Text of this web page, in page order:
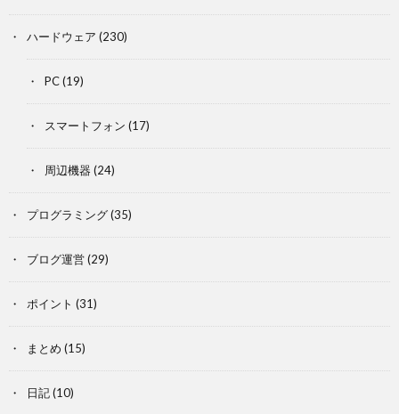
ハードウェア (230)
PC(19)
スマートフォン (17)
周辺機器 (24)
プログラミング(35)
ブログ運営(29)
ポイント (31)
まとめ (15)
日記(10)